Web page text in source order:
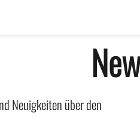
Neuigkeiten über den